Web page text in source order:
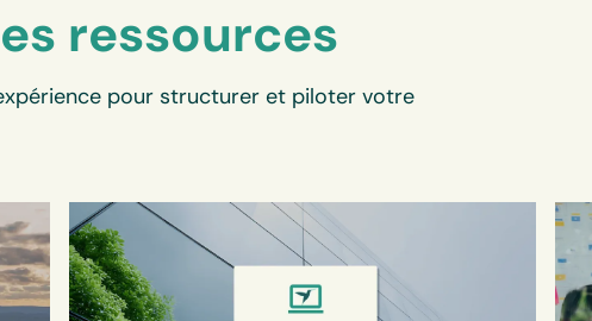
ressources
pour structurer et piloter votre